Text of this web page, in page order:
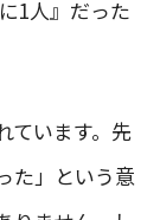
1人』だった
ています。先
た」という意